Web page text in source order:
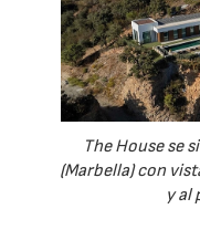
The House se
(Marbella) con
y al